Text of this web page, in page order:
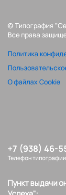
© Типография
Все права
Политика
О файлах Cookie
+7 (938) 46-
Телефон типографии
Пункт выдачи